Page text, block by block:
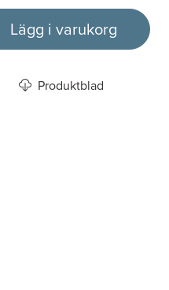
Lägg i varukorg
Produktblad